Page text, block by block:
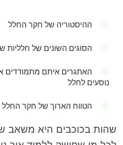
ההיסטוריה של חקר החלל
הסוגים השונים של חלליות
האתגרים איתם מתמודדים
נוסעים לחלל
הטווח הארוך של חקר החלל
שהות בכוכבים היא משאב